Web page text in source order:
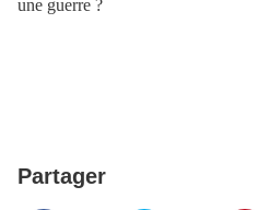
une guerre ?
Partager